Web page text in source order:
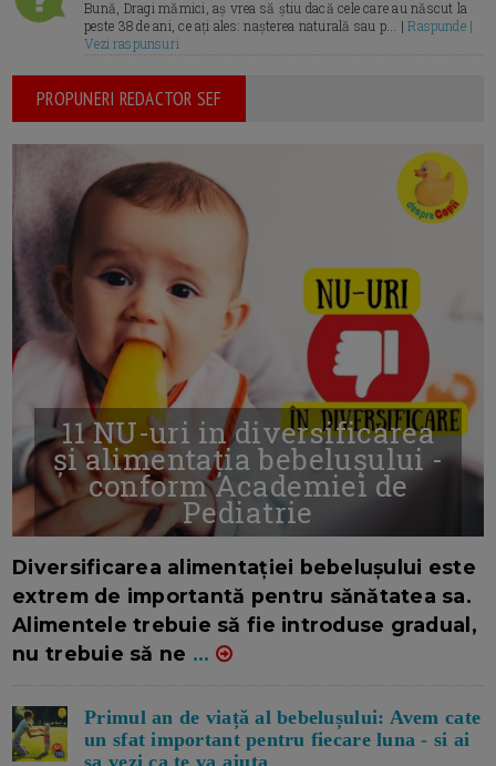
Bună, Dragi mămici, aș vrea să știu dacă cele care au născut la
peste 38 de ani, ce ați ales: nașterea naturală sau p... |Raspunde |
Vezi raspunsuri
PROPUNERI REDACTOR SEF
11 NU-uri in diversificarea
și alimentația bebelușului -
conform Academiei de
Pediatrie
Diversificarea alimentației bebelușului este
extrem de importantă pentru sănătatea sa.
Alimentele trebuie să fie introduse gradual,
nu trebuie să ne ...
Primul an de viață al bebelușului: Avem cate
un sfat important pentru fiecare luna - si ai